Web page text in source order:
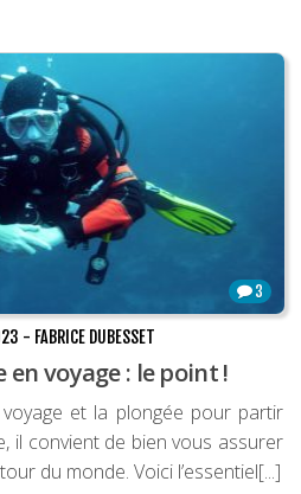
3
- FABRICE DUBESSET
en voyage : le point !
et la plongée pour partir
il convient de bien vous assurer
du monde. Voici l’essentiel[...]